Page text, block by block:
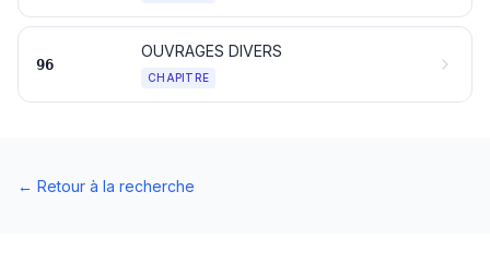
96
OUVRAGES DIVERS
CHAPITRE
← Retour à la recherche